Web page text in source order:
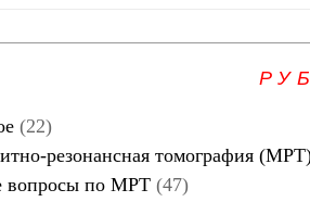
(22)
резонансная томография
вопросы по МРТ (47)